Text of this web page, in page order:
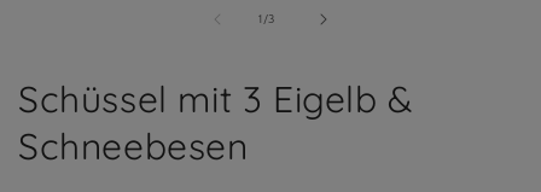
1 /
von
3
Schüssel mit 3 Eigelb &
Schneebesen